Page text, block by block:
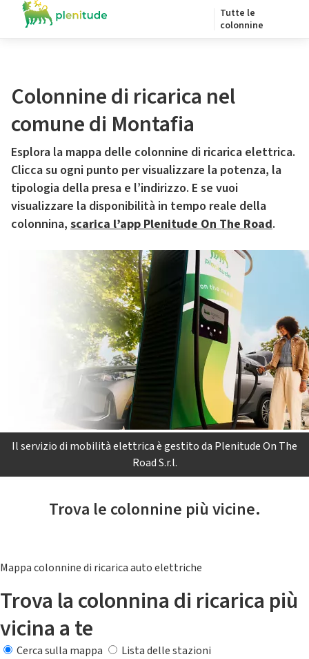
Tutte le
colonnine
Colonnine di ricarica nel
comune di Montafia
Esplora la mappa delle colonnine di ricarica elettrica.
Clicca su ogni punto per visualizzare la potenza, la
tipologia della presa e l’indirizzo. E se vuoi
visualizzare la disponibilità in tempo reale della
colonnina, scarica l’app Plenitude On The Road.
Il servizio di mobilità elettrica è gestito da Plenitude On The
Road S.r.l.
Trova le colonnine più vicine.
Mappa colonnine di ricarica auto elettriche
Trova la colonnina di ricarica più
vicina a te
Cerca sulla mappa
Lista delle stazioni